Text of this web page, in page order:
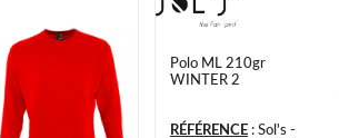
Polo ML 210gr
WINTER 2
RÉFÉRENCE: Sol's -